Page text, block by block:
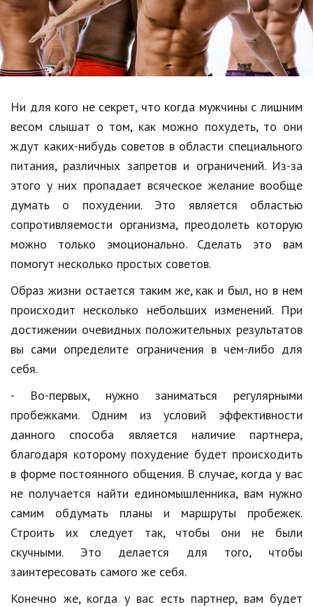
Образование
В мире
Культура
Спорт
Знаменитости
Статьи
Обзоры
Рецепты
Красота и здоровье
Hi-Tech. Интернет
Авто, мото
Дом и сад
Недвижимость
Спорт и фитнес
Психология и отношения
Творчество и рукоделие
Разное
Работа и бизнес
Животные
Еда и напитки
Ни для кого не секрет, что когда мужчины с лишним
весом слышат о том, как можно похудеть, то они
ждут каких-нибудь советов в области специального
питания, различных запретов и ограничений. Из-за
этого у них пропадает всяческое желание вообще
думать о похудении. Это является областью
сопротивляемости организма, преодолеть которую
можно только эмоционально. Сделать это вам
помогут несколько простых советов.
Образ жизни остается таким же, как и был, но в нем
происходит несколько небольших изменений. При
достижении очевидных положительных результатов
вы сами определите ограничения в чем-либо для
себя.
- Во-первых, нужно заниматься регулярными
пробежками. Одним из условий эффективности
данного способа является наличие партнера,
благодаря которому похудение будет происходить
в форме постоянного общения. В случае, когда у вас
не получается найти единомышленника, вам нужно
самим обдумать планы и маршруты пробежек.
Строить их следует так, чтобы они не были
скучными. Это делается для того, чтобы
заинтересовать самого же себя.
Конечно же, когда у вас есть партнер, вам будет